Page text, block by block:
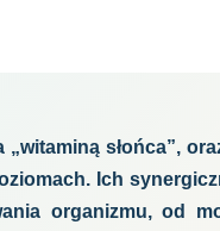
słońca”,
Ich
organizmu, od